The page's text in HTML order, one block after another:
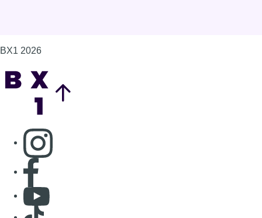
BX1 2026
Consulter page Instagram
Consulter page Facebook
Consulter Youtube
Consulter TikTok